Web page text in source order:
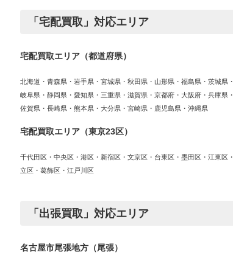
「宅配買取」対応エリア
宅配買取エリア（都道府県）
北海道・青森県・岩手県・宮城県・秋田県・山形県・福島県・茨城
岐阜県・静岡県・愛知県・三重県・滋賀県・京都府・大阪府・兵庫
佐賀県・長崎県・熊本県・大分県・宮崎県・鹿児島県・沖縄県
宅配買取エリア（東京23区）
千代田区・中央区・港区・新宿区・文京区・台東区・墨田区・江東
立区・葛飾区・江戸川区
「出張買取」対応エリア
名古屋市尾張地方（尾張）